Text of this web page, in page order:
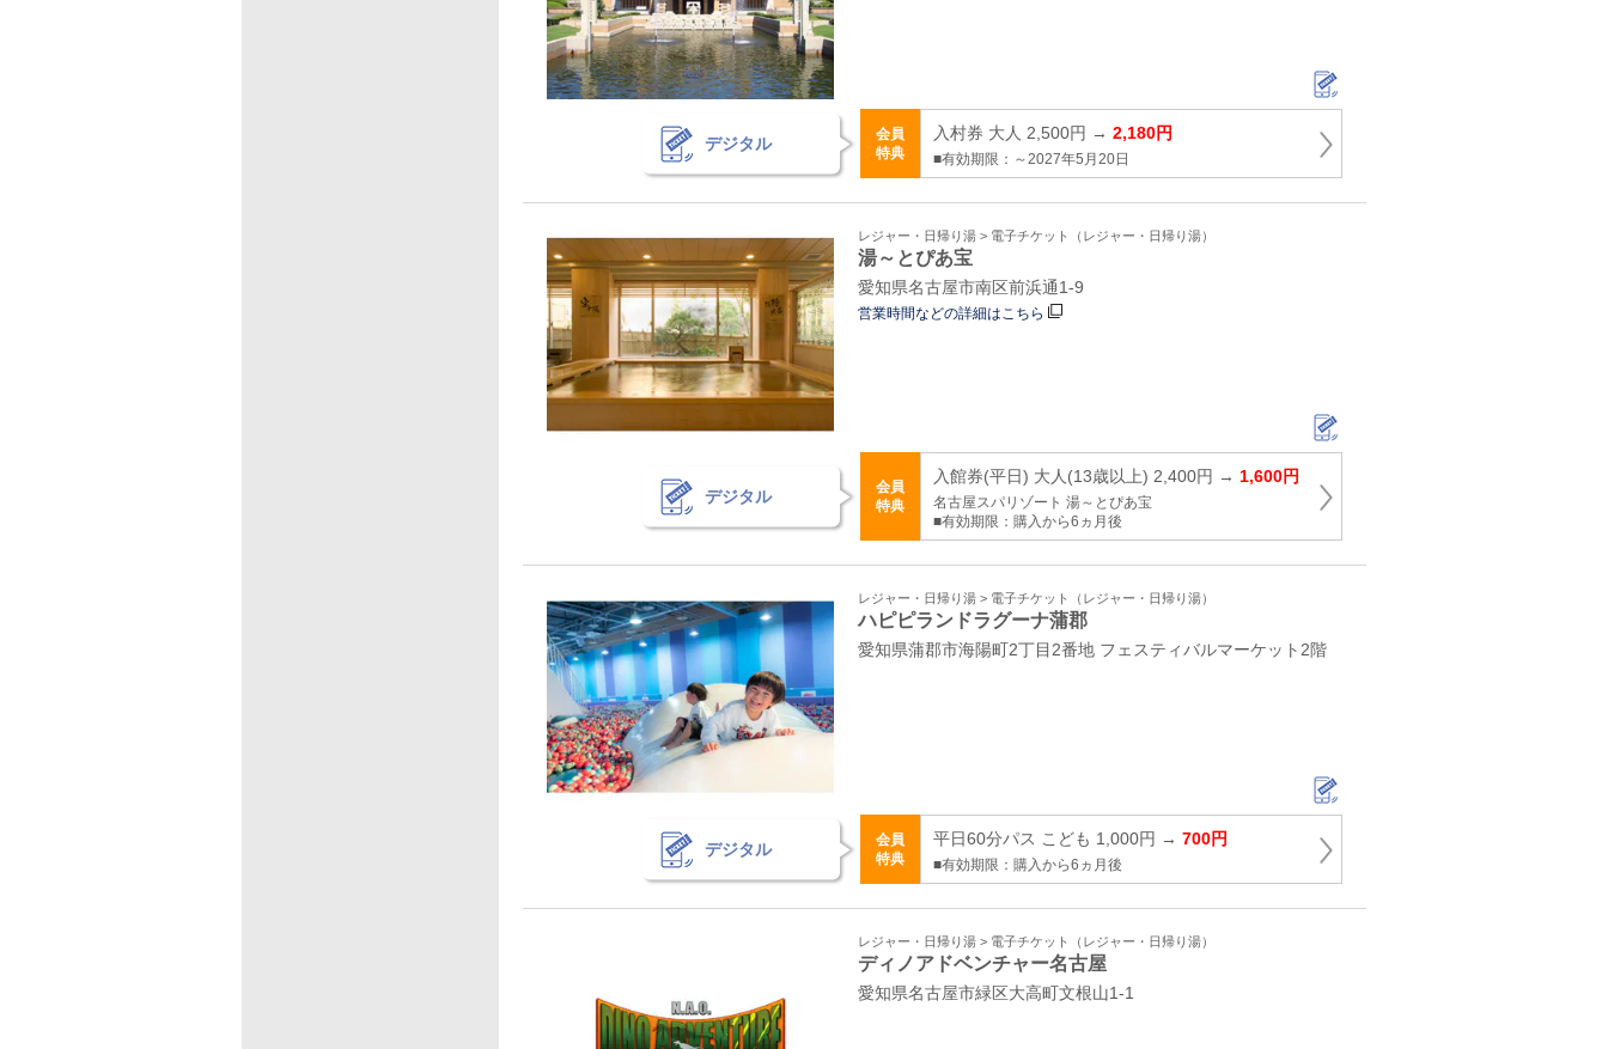
デジタル
会員
特典
入村券 大人 2,500円 → 2,180円
■有効期限：～2027年5月20日
レジャー・日帰り湯 > 電子チケット（レジャー・日帰り湯）
湯～とぴあ宝
愛知県名古屋市南区前浜通1-9
営業時間などの詳細はこちら
デジタル
会員
特典
入館券(平日) 大人(13歳以上) 2,400円 → 1,600円
名古屋スパリゾート 湯～とぴあ宝
■有効期限：購入から6ヵ月後
レジャー・日帰り湯 > 電子チケット（レジャー・日帰り湯）
ハピピランドラグーナ蒲郡
愛知県蒲郡市海陽町2丁目2番地 フェスティバルマーケット2階
デジタル
会員
特典
平日60分パス こども 1,000円 → 700円
■有効期限：購入から6ヵ月後
レジャー・日帰り湯 > 電子チケット（レジャー・日帰り湯）
ディノアドベンチャー名古屋
愛知県名古屋市緑区大高町文根山1-1